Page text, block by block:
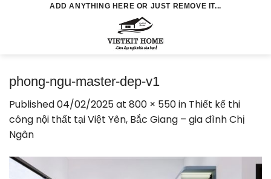
ADD ANYTHING HERE OR JUST REMOVE IT...
phong-ngu-master-dep-v1
Published04/02/2025at 800 × 550in Thiết kế thi
công nội thất tại Việt Yên, Bắc Giang – gia đình Chị
Ngân